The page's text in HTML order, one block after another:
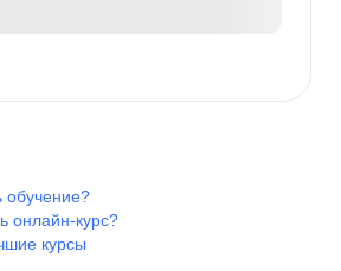
обучение?
онлайн-курс?
курсы